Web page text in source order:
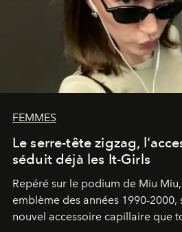
FEMMES
Le serre-tête zigzag,
séduit déjà les It-Girls
Repéré sur le podium de Miu
emblème des années 1990-
nouvel accessoire capillaire que